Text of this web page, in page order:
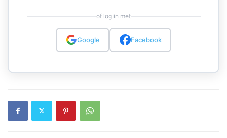
of log in met
Google Facebook